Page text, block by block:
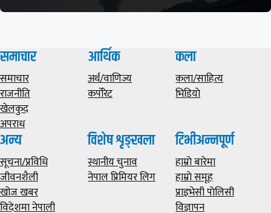
समाचार
समाचार
राजनीति
खेलकुद
अपराध
आर्थिक
अर्थ/वाणिज्य
कर्पोरेट
कला
कला/साहित्य
भिडियाे
अन्य
सूचना/प्रविधि
जीवनशैली
खोज खबर
विदेशमा नेपाली
विशेष शृङ्खला
स्थानीय चुनाव
नेपाल प्रिमियर लिग
टिभीअन्नपूर्ण
हाम्राे बारेमा
हाम्राे समूह
प्राइभेसी पाेलिसी
विज्ञापन